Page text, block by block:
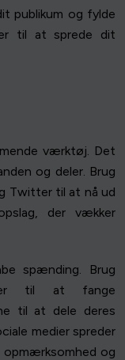
publikum og fylde
til at sprede dit
værktøj. Det
og deler. Brug
Twitter til at nå ud
der vækker
spænding. Brug
til at fange
til at dele deres
medier spreder
opmærksomhed og